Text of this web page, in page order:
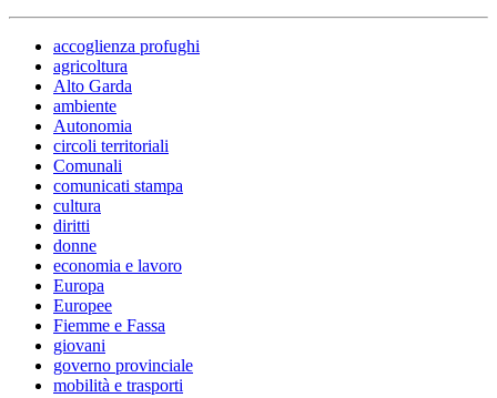
accoglienza profughi
agricoltura
Alto Garda
ambiente
Autonomia
circoli territoriali
Comunali
comunicati stampa
cultura
diritti
donne
economia e lavoro
Europa
Europee
Fiemme e Fassa
giovani
governo provinciale
mobilità e trasporti